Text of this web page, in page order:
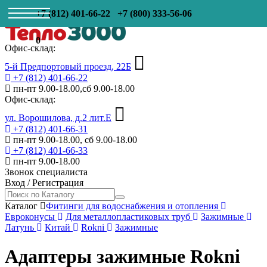
+7 (812) 401-66-22 +7 (800) 333-56-06
0
Офис-склад:
5-й Предпортовый проезд, 22Б
+7 (812) 401-66-22
пн-пт 9.00-18.00,сб 9.00-18.00
Офис-склад:
ул. Ворошилова, д.2 лит.Е
+7 (812) 401-66-31
пн-пт 9.00-18.00, сб 9.00-18.00
+7 (812) 401-66-33
пн-пт 9.00-18.00
Звонок специалиста
Вход /Регистрация
Каталог
Фитинги для водоснабжения и отопления
Евроконусы
Для металлопластиковых труб
Зажимные
Латунь
Китай Rokni Зажимные
Адаптеры зажимные Rokni